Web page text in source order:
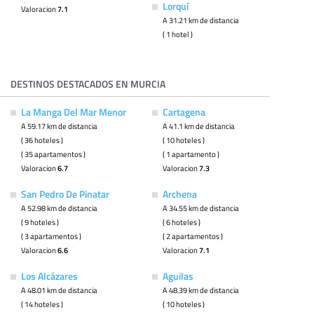
Valoracion7.1 Lorquí
A 31.21 km de distancia
( 1 hotel )
DESTINOS DESTACADOS EN MURCIA
La Manga Del Mar Menor
A 59.17 km de distancia
( 36 hoteles )
( 35 apartamentos )
Valoracion6.7
Cartagena
A 41.1 km de distancia
( 10 hoteles )
( 1 apartamento )
Valoracion7.3
San Pedro De Pinatar
A 52.98 km de distancia
( 9 hoteles )
( 3 apartamentos )
Valoracion6.6
Archena
A 34.55 km de distancia
( 6 hoteles )
( 2 apartamentos )
Valoracion7.1
Los Alcázares
A 48.01 km de distancia
( 14 hoteles )
Aguilas
A 48.39 km de distancia
( 10 hoteles )